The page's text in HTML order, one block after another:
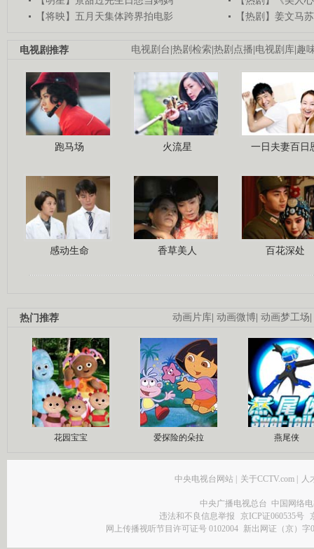
【将映】五月天集体跨界拍电影
【热剧】姜文马
电视剧台|热剧检索|热剧点播|电视剧库|趣
电视剧推荐
跑马场 火流星 一日夫妻百日
感动生命 香草美人 百花深处
动画片库| 动画微博| 动画梦工场|
热门推荐
花园宝宝 爱探险的朵拉 燕尾侠
中央电视台网站 | 关于CCTV.com | 人
中央广播电视总台 中国网络
违法和不良信息举报
京ICP证060535号
网上传播视听节目许可证号 0102004 新出网证（京）